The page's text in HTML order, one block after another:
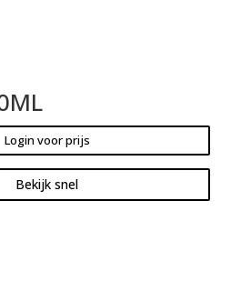
Login voor prijs
Bekijk snel